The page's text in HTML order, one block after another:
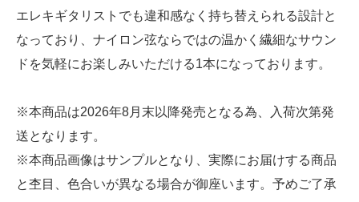
エレキギタリストでも違和感なく持ち替えられる設計と
なっており、ナイロン弦ならではの温かく繊細なサウン
ドを気軽にお楽しみいただける1本になっております。
※本商品は2026年8月末以降発売となる為、入荷次第発
送となります。
※本商品画像はサンプルとなり、実際にお届けする商品
と杢目、色合いが異なる場合が御座います。予めご了承